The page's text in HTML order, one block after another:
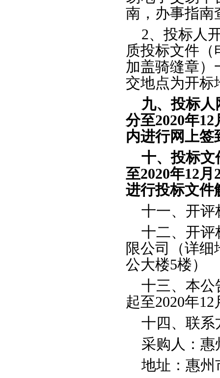
南，办事指南
2、 投标人
质投标文件（
加盖骑缝章）
交地点为开标
九、投标
分至2020年12
内进行网上签
十、投标文
至2020年12月
进行投标文件
十一、开评
十二、开评
限公司（详
公大楼5楼）
十三、本公
起至2020年12
十四、联系
采购人：惠
地址：惠州